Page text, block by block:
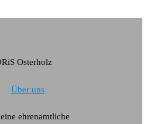
Über uns
ehrenamtliche